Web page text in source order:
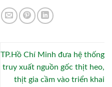
TP.Hồ Chí Minh đưa hệ thống
truy xuất nguồn gốc thịt heo,
thịt gia cầm vào triển khai